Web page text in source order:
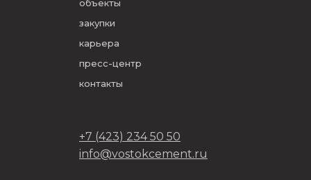
объекты
закупки
карьера
пресс-центр
контакты
+7 (423) 234 50 50
info@vostokcement.ru